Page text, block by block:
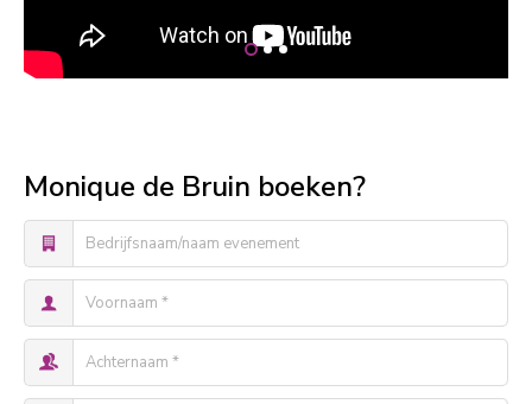
Monique de Bruin boeken?